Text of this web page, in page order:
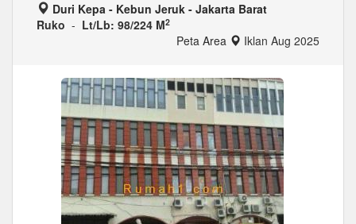
Duri Kepa - Kebun Jeruk - Jakarta Barat
Ruko - Lt/Lb: 98/224 M2
Peta Area Iklan Aug 2025